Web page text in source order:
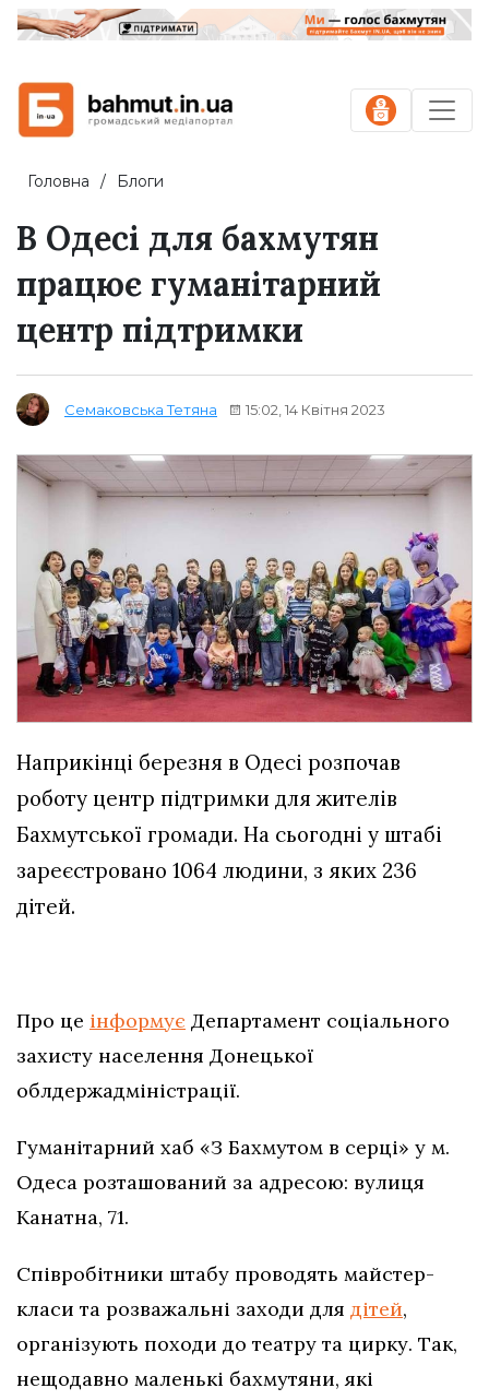
Головна Блоги
В Одесі для бахмутян
працює гуманітарний
центр підтримки
Семаковська Тетяна 15:02, 14 Квітня 2023
Наприкінці березня в Одесі розпочав
роботу центр підтримки для жителів
Бахмутської громади. На сьогодні у штабі
зареєстровано 1064 людини, з яких 236
дітей.
Про це інформує Департамент соціального
захисту населення Донецької
облдержадміністрації.
Гуманітарний хаб «З Бахмутом в серці» у м.
Одеса розташований за адресою: вулиця
Канатна, 71.
Співробітники штабу проводять майстер-
класи та розважальні заходи для дітей,
організують походи до театру та цирку. Так,
нещодавно маленькі бахмутяни, які